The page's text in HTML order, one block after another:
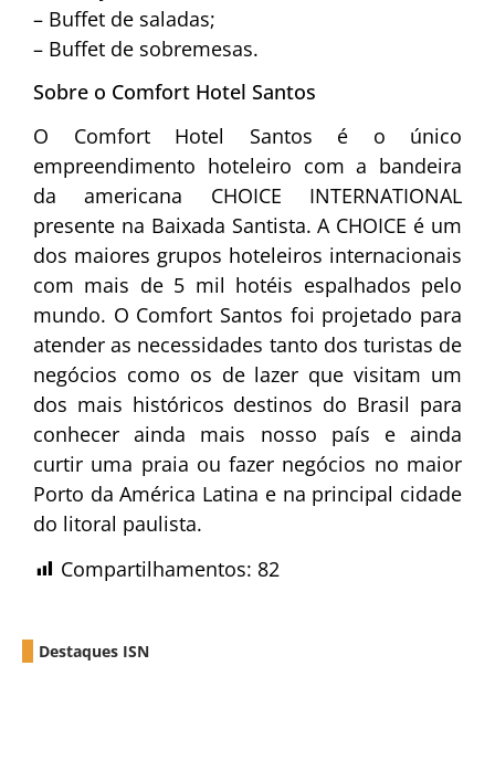
– Buffet de saladas;
– Buffet de sobremesas.
Sobre o Comfort Hotel Santos
O Comfort Hotel Santos é o único
empreendimento hoteleiro com a bandeira
da americana CHOICE INTERNATIONAL
presente na Baixada Santista. A CHOICE é um
dos maiores grupos hoteleiros internacionais
com mais de 5 mil hotéis espalhados pelo
mundo. O Comfort Santos foi projetado para
atender as necessidades tanto dos turistas de
negócios como os de lazer que visitam um
dos mais históricos destinos do Brasil para
conhecer ainda mais nosso país e ainda
curtir uma praia ou fazer negócios no maior
Porto da América Latina e na principal cidade
do litoral paulista.
Compartilhamentos: 82
Destaques ISN